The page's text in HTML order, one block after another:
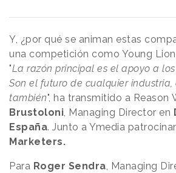
Y, ¿por qué se animan estas
una competición como Young
"La razón principal es el apoyo a
Son el futuro de cualquier
también", ha transmitido a Reason
Brustoloni, Managing Director en
España. Junto a Ymedia
Marketers.
Para Roger Sendra, Managing